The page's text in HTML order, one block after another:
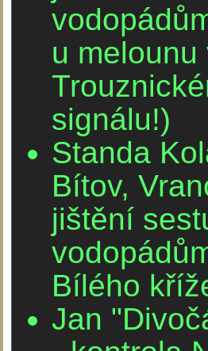
u melounu
signálu!)
Standa
Bítov,
jištění
Bílého
Jan